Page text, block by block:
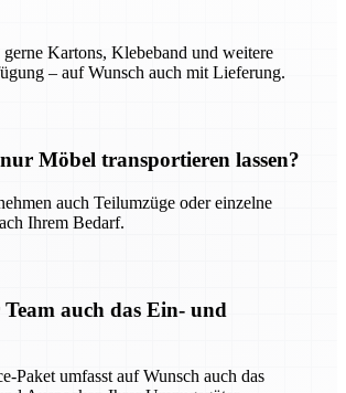
Kartons, Klebeband und weitere
– auf Wunsch auch mit Lieferung.
Möbel transportieren lassen?
auch Teilumzüge oder einzelne
Ihrem Bedarf.
auch das Ein- und
Paket umfasst auf Wunsch auch das